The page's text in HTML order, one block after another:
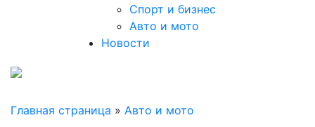
Спорт и бизнес
Авто и мото
Новости
Главная страница » Авто и мото